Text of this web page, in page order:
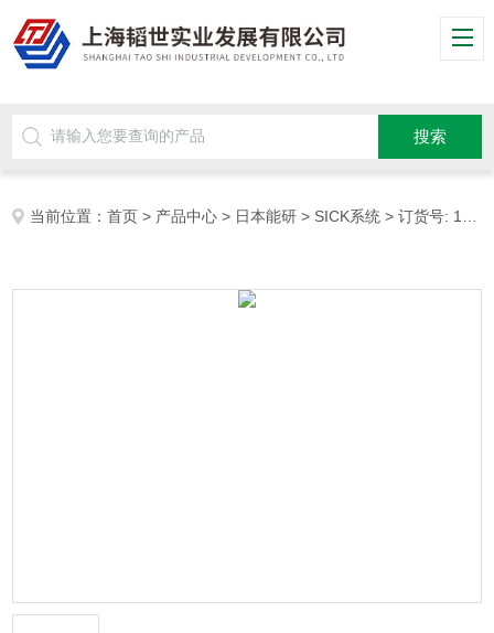
当前位置：首页 > 产品中心 > 日本能研 > SICK系统 > 订货号: 1042027德国西克SICK安全摄像系统上海韬世